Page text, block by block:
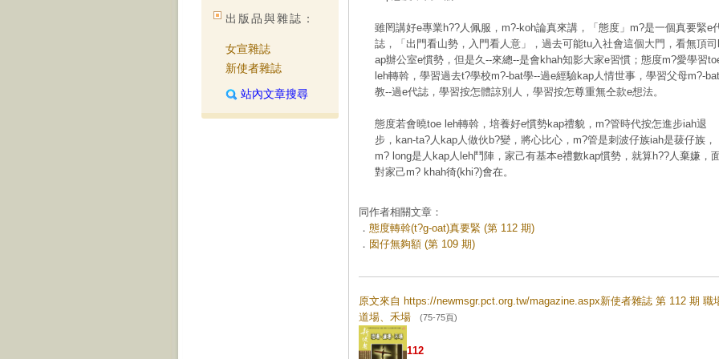
出版品與雜誌：
女宣雜誌
新使者雜誌
站內文章搜尋
雖罔講好e專業h??人佩服，m?-koh論真來講，「態度」m?是一個真要緊e
誌，「出門看山勢，入門看人意」，過去可能tu入社會這個大門，看無頂
ap辦公室e慣勢，但是久--來總--是會khah知影大家e習慣；態度m?愛學習
leh轉斡，學習過去t?學校m?-bat學--過e經驗kap人情世事，學習父母m?-bat
教--過e代誌，學習按怎體諒別人，學習按怎尊重無仝款e想法。
態度若會曉toe leh轉斡，培養好e慣勢kap禮貌，m?管時代按怎進步iah退
步，kan-ta?人kap人做伙b?變，將心比心，m?管是刺波仔族iah是菝仔族，
m? long是人kap人leh鬥陣，家己有基本e禮數kap慣勢，就算h??人棄嫌，
對家己m? khah徛(khi?)會在。
同作者相關文章：
． 態度轉斡(t?g-oat)真要緊 (第 112 期)
． 囡仔無夠額 (第 109 期)
原文來自 https://newmsgr.pct.org.tw/magazine.aspx新使者雜誌 第 112 期 職
道場、禾場 (75-75頁)
112